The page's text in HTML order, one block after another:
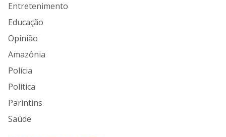
Entretenimento
Educação
Opinião
Amazônia
Polícia
Política
Parintins
Saúde